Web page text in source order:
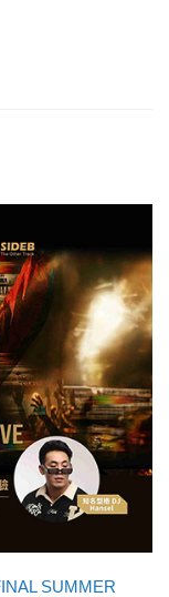
SUMMER